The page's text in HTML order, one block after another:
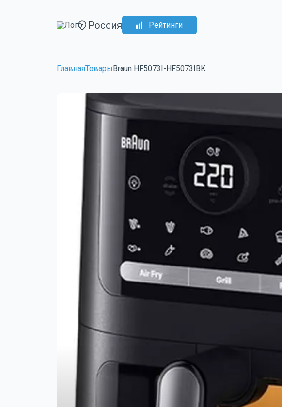
Россия Рейтинги
ГлавнаяТоварыBraun HF5073I-HF5073IBK